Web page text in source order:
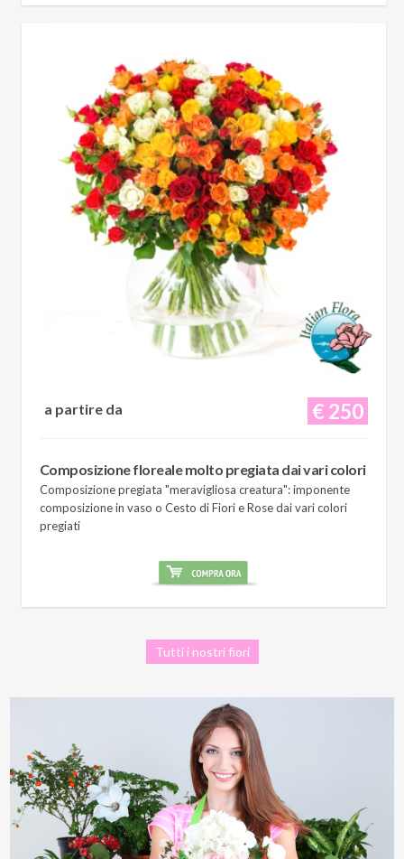
€ 250
a partire da
Composizione floreale molto pregiata dai vari colori
Composizione pregiata "meravigliosa creatura": imponente
composizione in vaso o Cesto di Fiori e Rose dai vari colori
pregiati
Tutti i nostri fiori